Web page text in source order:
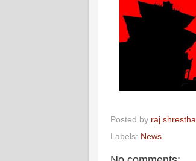
Posted by raj shrestha
Labels: News